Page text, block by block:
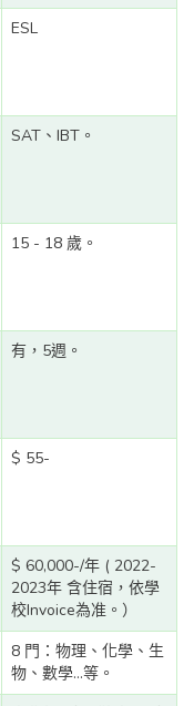
ESL
SAT、IBT。
15 - 18 歲。
有，5週。
$ 55-
$ 60,000-/年 ( 2022-
2023年 含住宿，依學
校Invoice為准。）
8 門：物理、化學、生
物、數學...等。